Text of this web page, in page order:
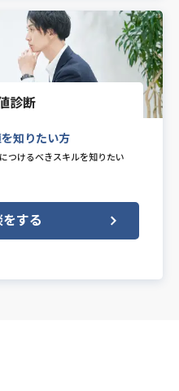
診断
知りたい方
つけるべきスキルを知りたい
する